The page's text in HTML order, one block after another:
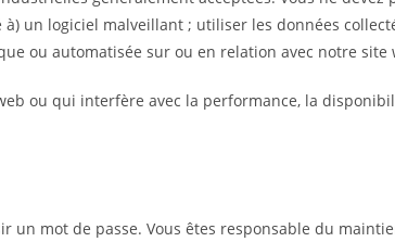
un logiciel malveillant ; utiliser les données
ou automatisée sur ou en relation avec notre site
ou qui interfère avec la performance, la
un mot de passe. Vous êtes responsable du